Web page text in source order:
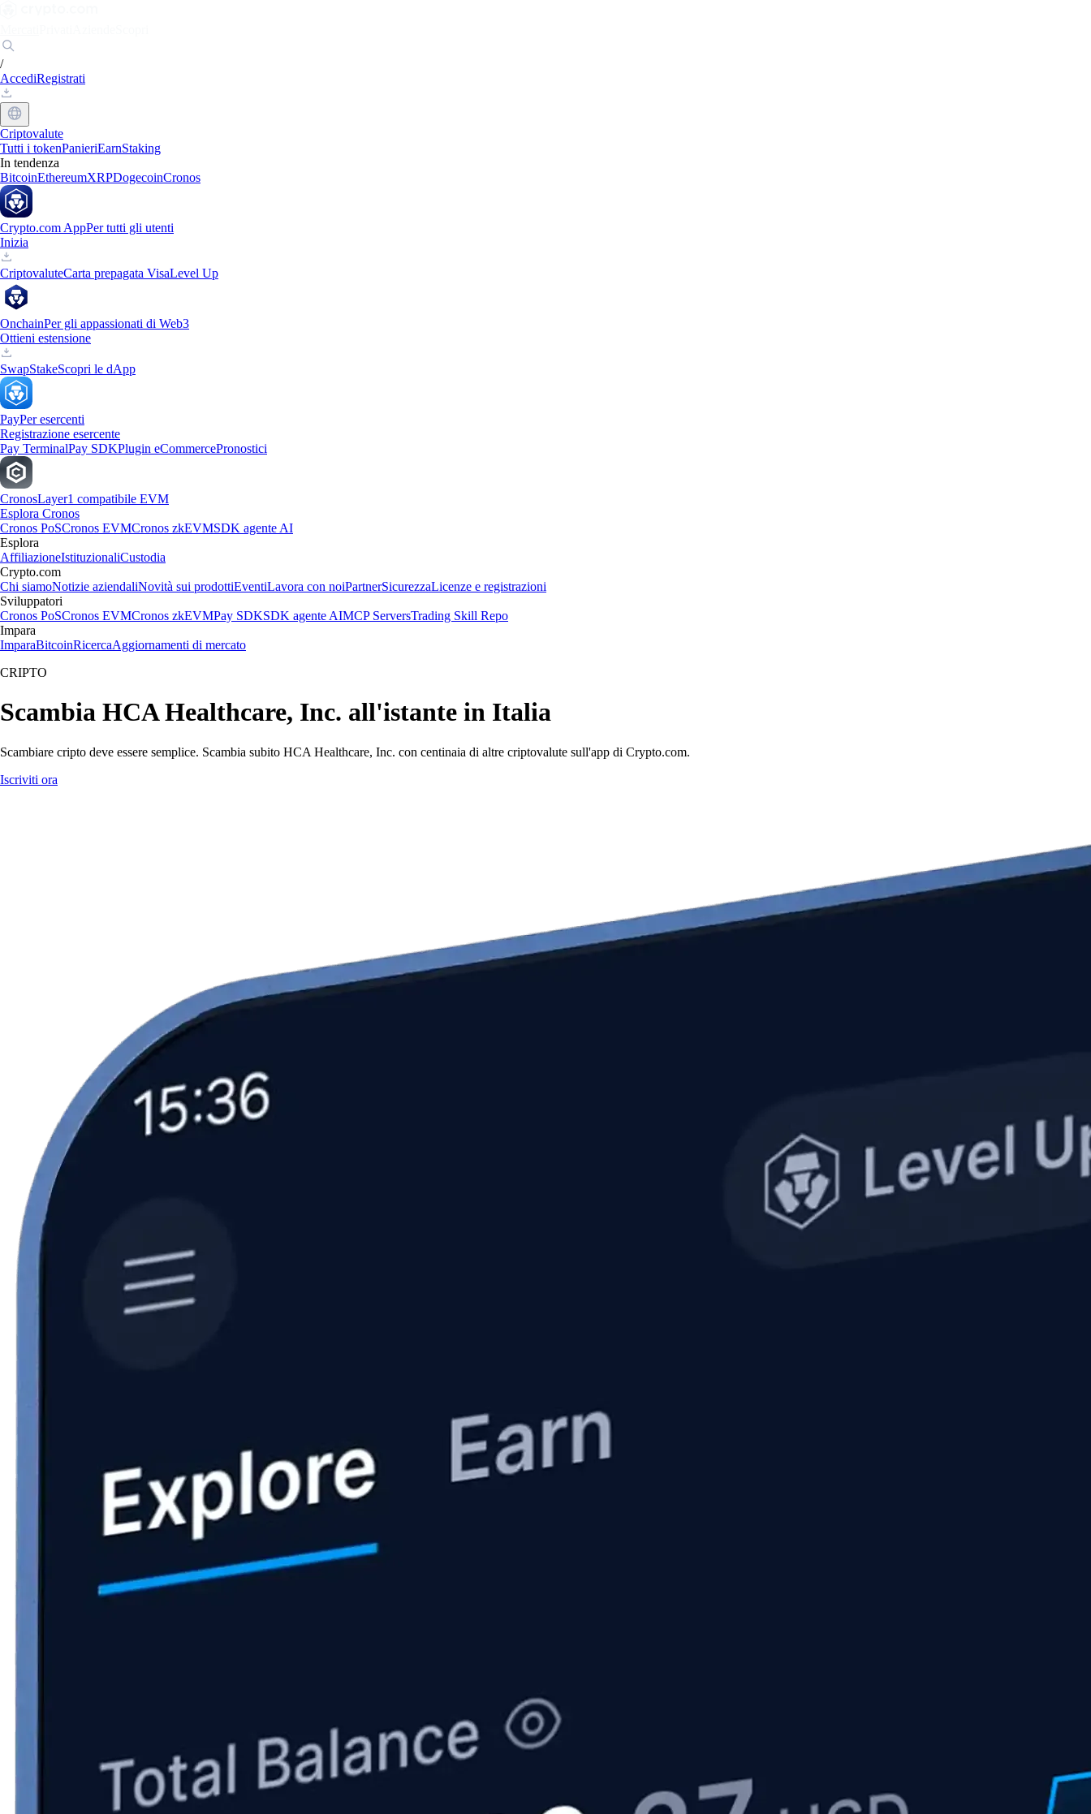
/
AccediRegistrati
Criptovalute
Tutti i tokenPanieriEarnStaking
In tendenza
BitcoinEthereumXRPDogecoinCronos
Crypto.com AppPer tutti gli utenti
Inizia
CriptovaluteCarta prepagata VisaLevel Up
OnchainPer gli appassionati di Web3
Ottieni estensione
SwapStakeScopri le dApp
PayPer esercenti
Registrazione esercente
Pay TerminalPay SDKPlugin eCommercePronostici
CronosLayer1 compatibile EVM
Esplora Cronos
Cronos PoSCronos EVMCronos zkEVMSDK agente AI
Esplora
AffiliazioneIstituzionaliCustodia
Crypto.com
Chi siamoNotizie aziendaliNovità sui prodottiEventiLavora con noiPartnerSicurezzaLicenze e registrazioni
Sviluppatori
Cronos PoSCronos EVMCronos zkEVMPay SDKSDK agente AIMCP ServersTrading Skill Repo
Impara
ImparaBitcoinRicercaAggiornamenti di mercato
CRIPTO
Scambia HCA Healthcare, Inc. all'istante in Italia
Scambiare cripto deve essere semplice. Scambia subito HCA Healthcare, Inc. con centinaia di altre criptovalute sull'app di Crypto.com.
Iscriviti ora